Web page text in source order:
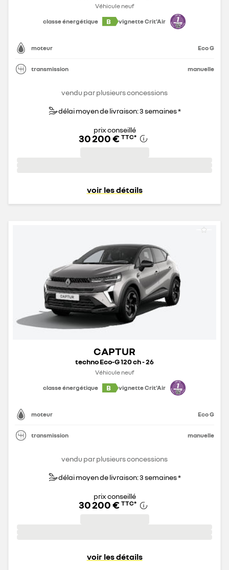
Véhicule neuf
classe énergétique
B vignette Crit'Air
moteur Eco G
transmission manuelle
vendu par plusieurs concessions
délai moyen de livraison: 3 semaines *
prix conseillé
30 200 € TTC*
voir les détails
CAPTUR
techno Eco-G 120 ch - 26
Véhicule neuf
classe énergétique
B vignette Crit'Air
moteur Eco G
transmission manuelle
vendu par plusieurs concessions
délai moyen de livraison: 3 semaines *
prix conseillé
30 200 € TTC*
voir les détails